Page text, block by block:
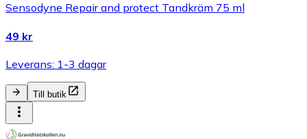
Sensodyne Repair and protect Tandkräm 75 ml
49 kr
Leverans: 1-3 dagar
Till butik